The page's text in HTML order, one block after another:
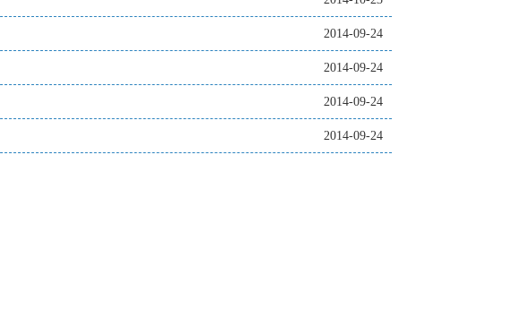
2014-09-24
2014-09-24
2014-09-24
2014-09-24